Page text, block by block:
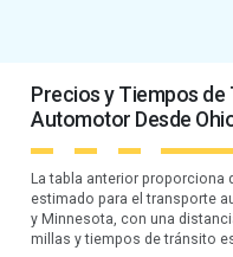
Precios y Tiempos
Automotor Desde
La tabla anterior
estimado para el transporte
y Minnesota, con una
millas y tiempos de tránsito